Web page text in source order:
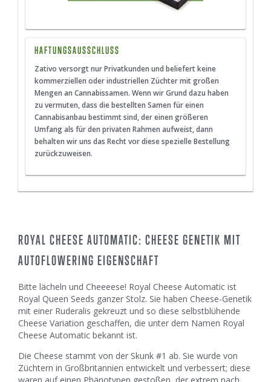
HAFTUNGSAUSSCHLUSS
Zativo versorgt nur Privatkunden und beliefert keine
kommerziellen oder industriellen Züchter mit großen
Mengen an Cannabissamen. Wenn wir Grund dazu haben
zu vermuten, dass die bestellten Samen für einen
Cannabisanbau bestimmt sind, der einen größeren
Umfang als für den privaten Rahmen aufweist, dann
behalten wir uns das Recht vor diese spezielle Bestellung
zurückzuweisen.
ROYAL CHEESE AUTOMATIC: CHEESE GENETIK MIT
AUTOFLOWERING EIGENSCHAFT
Bitte lächeln und Cheeeese! Royal Cheese Automatic ist
Royal Queen Seeds ganzer Stolz. Sie haben Cheese-Genetik
mit einer Ruderalis gekreuzt und so diese selbstblühende
Cheese Variation geschaffen, die unter dem Namen Royal
Cheese Automatic bekannt ist.
Die Cheese stammt von der Skunk #1 ab. Sie wurde von
Züchtern in Großbritannien entwickelt und verbessert; diese